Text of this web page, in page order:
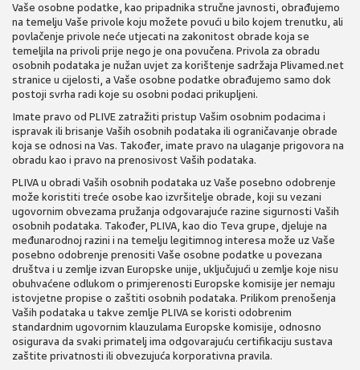
Vaše osobne podatke, kao pripadnika stručne javnosti, obrađujemo
na temelju Vaše privole koju možete povući u bilo kojem trenutku, ali
povlačenje privole neće utjecati na zakonitost obrade koja se
temeljila na privoli prije nego je ona povučena. Privola za obradu
osobnih podataka je nužan uvjet za korištenje sadržaja Plivamed.net
stranice u cijelosti, a Vaše osobne podatke obrađujemo samo dok
postoji svrha radi koje su osobni podaci prikupljeni.
Imate pravo od PLIVE zatražiti pristup Vašim osobnim podacima i
ispravak ili brisanje Vaših osobnih podataka ili ograničavanje obrade
koja se odnosi na Vas. Također, imate pravo na ulaganje prigovora na
obradu kao i pravo na prenosivost Vaših podataka.
PLIVA u obradi Vaših osobnih podataka uz Vaše posebno odobrenje
može koristiti treće osobe kao izvršitelje obrade, koji su vezani
ugovornim obvezama pružanja odgovarajuće razine sigurnosti Vaših
osobnih podataka. Također, PLIVA, kao dio Teva grupe, djeluje na
međunarodnoj razini i na temelju legitimnog interesa može uz Vaše
posebno odobrenje prenositi Vaše osobne podatke u povezana
društva i u zemlje izvan Europske unije, uključujući u zemlje koje nisu
obuhvaćene odlukom o primjerenosti Europske komisije jer nemaju
istovjetne propise o zaštiti osobnih podataka. Prilikom prenošenja
Vaših podataka u takve zemlje PLIVA se koristi odobrenim
standardnim ugovornim klauzulama Europske komisije, odnosno
osigurava da svaki primatelj ima odgovarajuću certifikaciju sustava
zaštite privatnosti ili obvezujuća korporativna pravila.